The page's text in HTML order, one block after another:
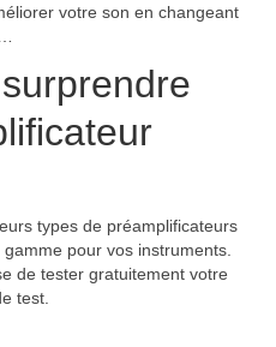
votre son en changeant
types de préamplificateurs
pour vos instruments.
de tester gratuitement votre
test.